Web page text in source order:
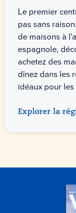
Le premier
pas sans
de maisons à
espagnole,
achetez des
dînez dans les
idéaux pour
Explorer la